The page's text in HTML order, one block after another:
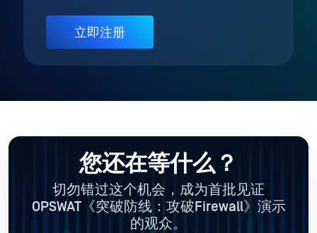
立即注册
您还在等什么？
切勿错过这个机会，成为首批见证
OPSWAT《突破防线：攻破Firewall》演示
的观众。